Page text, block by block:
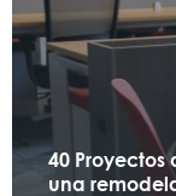
40
una